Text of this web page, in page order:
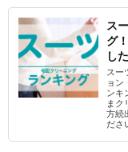
ス
グ
した
スー
ョン
ンキ
まク
方続
ださ